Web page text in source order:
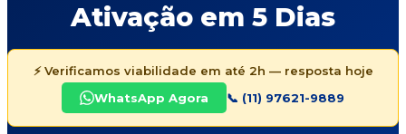
Ativação em 5 Dias
⚡ Verificamos viabilidade em até 2h — resposta hoje
WhatsApp Agora
📞 (11) 97621-9889